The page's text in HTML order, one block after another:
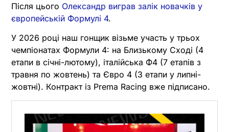
Після цього Олександр виграв залік новачків у
європейській Формулі 4.
У 2026 році наш гонщик візьме участь у трьох
чемпіонатах Формули 4: на Близькому Сході (4
етапи в січні-лютому), італійська Ф4 (7 етапів з
травня по жовтень) та Євро 4 (3 етапи у липні-
жовтні). Контракт із Prema Racing вже підписано.